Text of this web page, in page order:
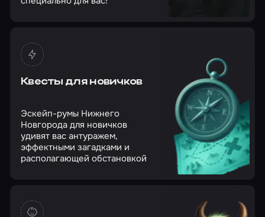
Квесты для новичков
Эскейп-румы Нижнего
Новгорода для новичков
удивят вас антуражем,
эффектными загадками и
располагающей обстановкой